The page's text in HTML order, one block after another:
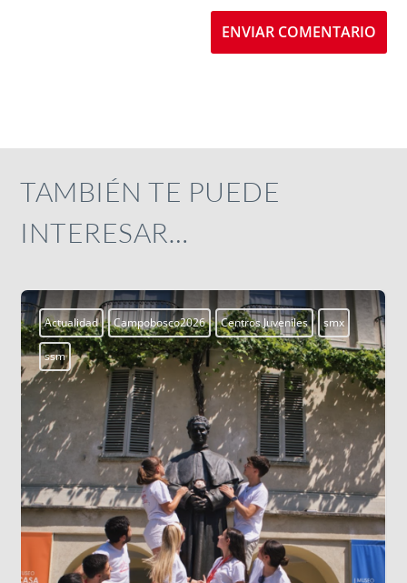
ENVIAR COMENTARIO
TAMBIÉN TE PUEDE
INTERESAR…
Aprendiendo a vivir Blogs